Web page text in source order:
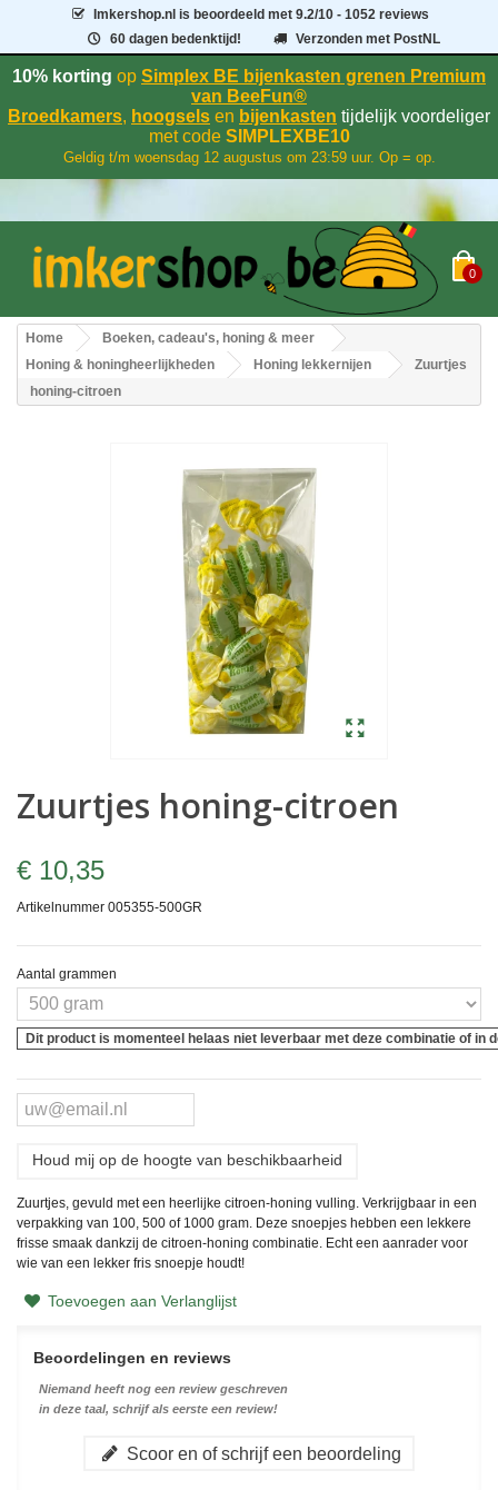
Imkershop.nl is beoordeeld met9.2/10 - 1052 reviews
60 dagen bedenktijd!
Verzonden met PostNL
10% korting op Simplex BE bijenkasten grenen Premium
van BeeFun®
Broedkamers, hoogsels en bijenkasten tijdelijk voordeliger
met codeSIMPLEXBE10
Geldig t/m woensdag 12 augustus om 23:59 uur. Op = op.
0
Home
Boeken, cadeau's, honing & meer
Honing & honingheerlijkheden
Honing lekkernijen
Zuurtjes
honing-citroen
Zuurtjes honing-citroen
€ 10,35
Artikelnummer 005355-500GR
Aantal grammen
Dit product is momenteel helaas niet leverbaar met deze combinatie of in
Houd mij op de hoogte van beschikbaarheid
Zuurtjes, gevuld met een heerlijke citroen-honing vulling. Verkrijgbaar in een
verpakking van 100, 500 of 1000 gram. Deze snoepjes hebben een lekkere
frisse smaak dankzij de citroen-honing combinatie. Echt een aanrader voor
wie van een lekker fris snoepje houdt!
Toevoegen aan Verlanglijst
Beoordelingen en reviews
Niemand heeft nog een review geschreven
in deze taal, schrijf als eerste een review!
Scoor en of schrijf een beoordeling